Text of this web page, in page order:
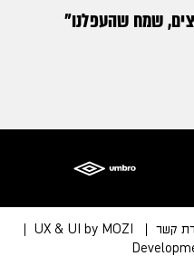
שמח שהעפלנו"
קשר
UX & UI by MOZI